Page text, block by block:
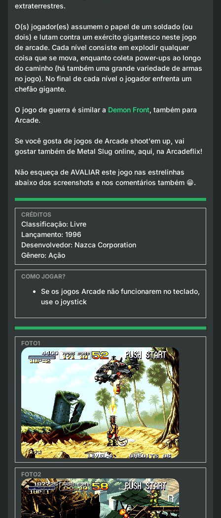
extraterrestres.
O(s) jogador(es) assumem o papel de um soldado (ou
dois) e lutam contra um exército gigantesco neste jogo
de arcade. Cada nível consiste em explodir qualquer
coisa que se mova, enquanto coleta power-ups ao longo
do caminho (há também uma grande variedade de armas
no jogo). No final de cada nível o jogador enfrenta um
chefão gigante.
O jogo de guerra é similar a Demon Front, também para
Arcade.
Se você gosta de jogos de Arcade shoot'em up, vai
gostar também de Metal Slug online, aqui, na Arcadeflix!
Não esqueça de AVALIAR este jogo nas estrelinhas
abaixo dos screenshots e nos comentários também 😁.
Classificação: Livre
Lançamento: 1996
Desenvolvedor: Nazca Corporation
Gênero: Ação
Se os jogos Arcade não funcionarem no teclado,
use o joystick